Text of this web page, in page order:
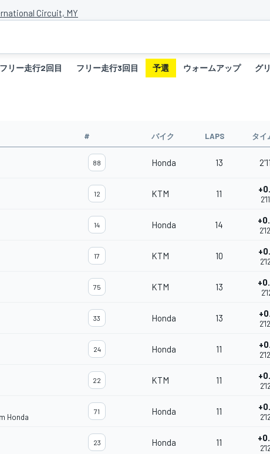
Circuit, MY
フリー走行2回目 フリー走行3回目 予選 ウォームアップ グ
# バイク LAPS タイ
88 Honda 13
12 KTM 11
14 Honda 14
17 KTM 10
75 KTM 13
33 Honda 13
24 Honda 11
22 KTM 11
Honda
71 Honda 11
23 Honda 11